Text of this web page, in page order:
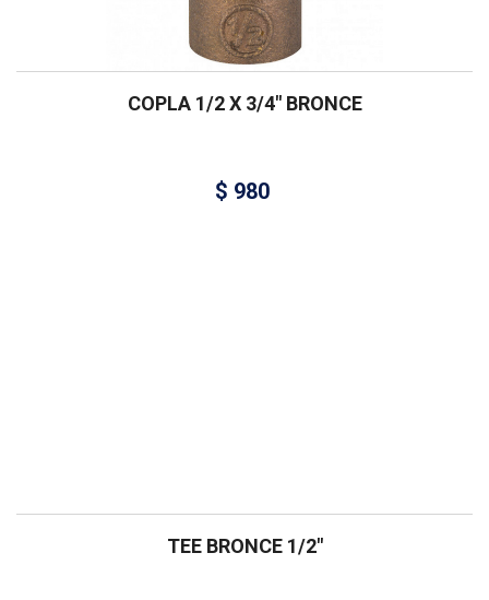
COPLA 1/2 X 3/4″ BRONCE
$ 980
TEE BRONCE 1/2″